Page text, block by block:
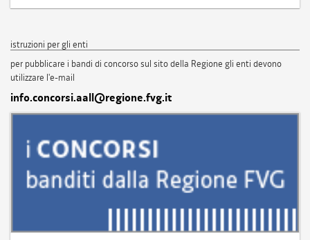
istruzioni per gli enti
per pubblicare i bandi di concorso sul sito della Regione gli enti devono
utilizzare l'e-mail
info.concorsi.aall@regione.fvg.it